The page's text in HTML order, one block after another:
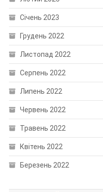
Січень 2023
Грудень 2022
Листопад 2022
Серпень 2022
Липень 2022
Червень 2022
Травень 2022
Квітень 2022
Березень 2022